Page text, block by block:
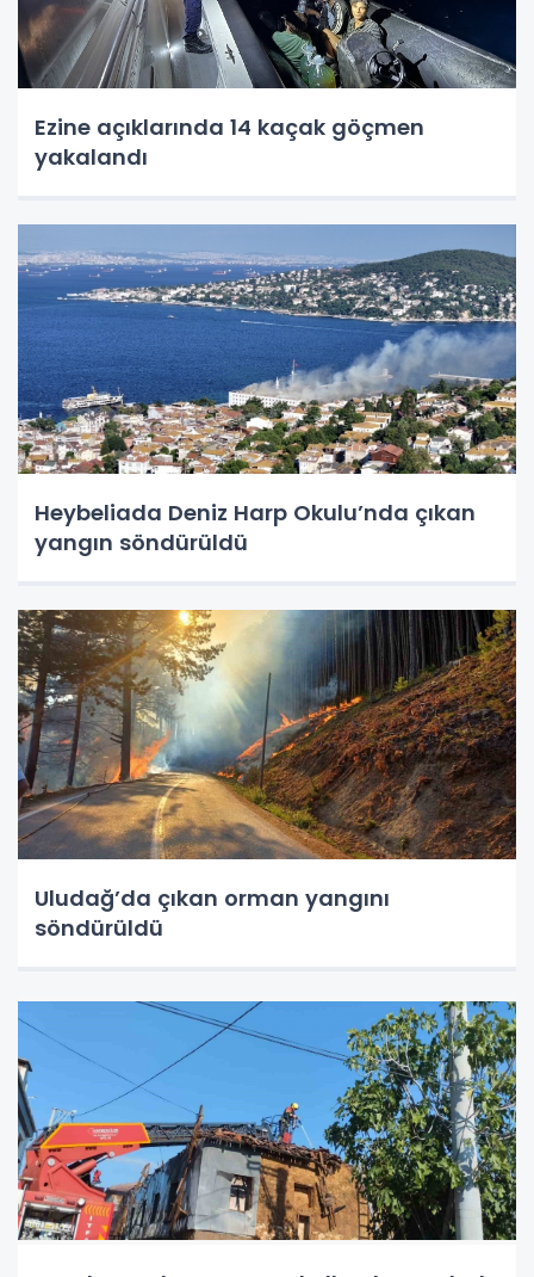
Ezine açıklarında 14 kaçak göçmen
yakalandı
Heybeliada Deniz Harp Okulu’nda çıkan
yangın söndürüldü
Uludağ’da çıkan orman yangını
söndürüldü